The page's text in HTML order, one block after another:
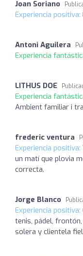
Joan Soriano
Experiencia positiva:
Antoni Aguilera
Experiencia
LITHUS DOE
Experiencia
Ambient familiar i
frederic ventura
Experiencia positiva:
un matí que plovia
correcta.
Jorge Blanco
Experiencia positiva:
tenis, pádel,
solera y clientela